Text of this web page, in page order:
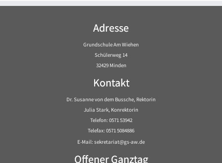
Adresse
Grundschule Am Wiehen
Schülerweg 14
32429 Minden
Kontakt
Dr. Susanne von dem Bussche, Rektorin
Julia Stark, Konrektorin
Telefon: 0571 53942
Telefax: 0571 5084886
E-Mail: sekretariat@gs-aw.de
Offener Ganztag